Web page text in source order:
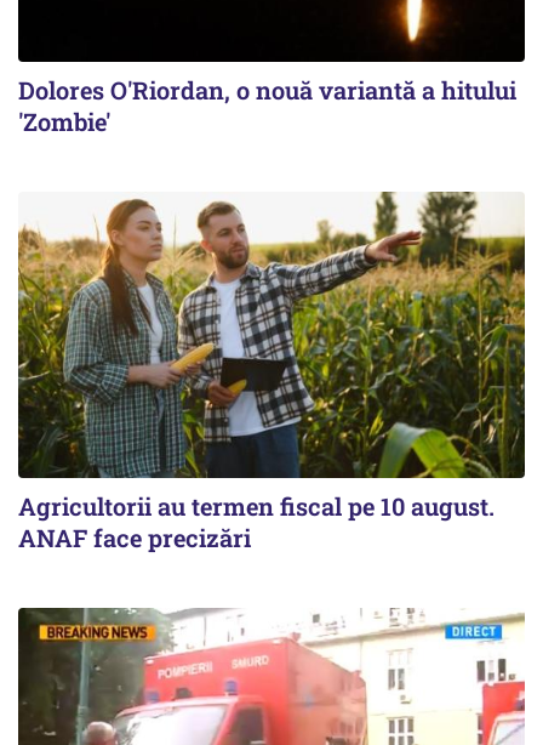
Dolores O'Riordan, o nouă variantă a hitului
'Zombie'
Agricultorii au termen fiscal pe 10 august.
ANAF face precizări